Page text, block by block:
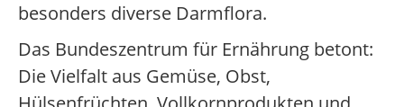
besonders diverse Darmflora.
Das Bundeszentrum für Ernährung betont:
Die Vielfalt aus Gemüse, Obst,